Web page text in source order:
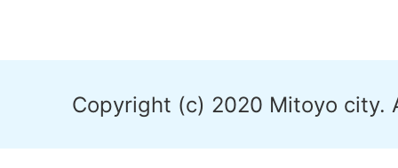
Copyright (c) 2020 Mitoyo city.